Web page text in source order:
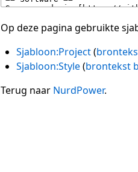
Op deze pagina gebruikte
Sjabloon:Project(
Sjabloon:Style(brontekst
Terug naar NurdPower.